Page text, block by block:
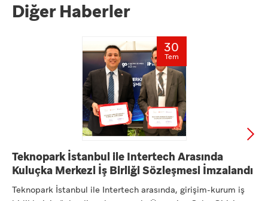
Diğer Haberler
30
Tem
Teknopark İstanbul ile Intertech Arasında
Kuluçka Merkezi İş Birliği Sözleşmesi İmzalandı
Teknopark İstanbul ile Intertech arasında, girişim-kurum iş